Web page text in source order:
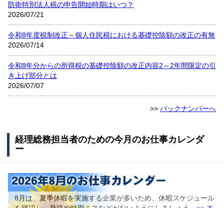
防衛特別法人税の申告開始時期はいつ？
2026/07/21
令和8年度税制改正～個人住民税における基礎控除額の改正の有無
2026/07/14
令和8年分からの所得税の基礎控除額の改正内容2～2年間限定の引
き上げ部分とは
2026/07/07
>> バックナンバーへ
経理総務担当者のための今月のお仕事カレンダ
ー
8月は、夏季休暇を実施する企業が多いため、休暇スケジュール